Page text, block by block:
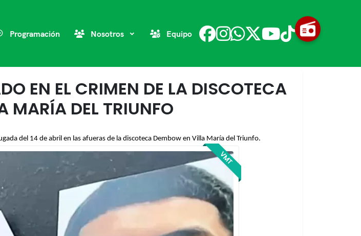
Programación Nosotros Equipo
EN EL CRIMEN DE LA DISCOTECA
MARÍA DEL TRIUNFO
del 14 de abril en las afueras de la discoteca Dembow en Villa María del Triunfo.
VMT